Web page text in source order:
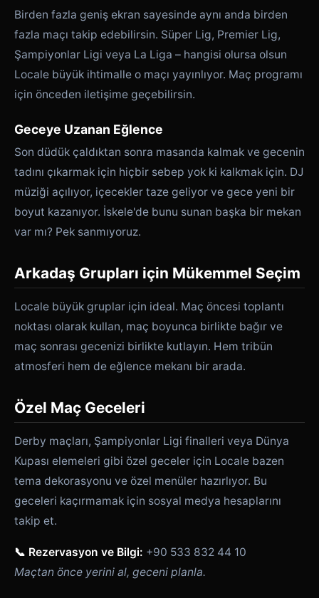
Birden fazla geniş ekran sayesinde aynı anda birden
fazla maçı takip edebilirsin. Süper Lig, Premier Lig,
Şampiyonlar Ligi veya La Liga – hangisi olursa olsun
Locale büyük ihtimalle o maçı yayınlıyor. Maç programı
için önceden iletişime geçebilirsin.
Geceye Uzanan Eğlence
Son düdük çaldıktan sonra masanda kalmak ve gecenin
tadını çıkarmak için hiçbir sebep yok ki kalkmak için. DJ
müziği açılıyor, içecekler taze geliyor ve gece yeni bir
boyut kazanıyor. İskele'de bunu sunan başka bir mekan
var mı? Pek sanmıyoruz.
Arkadaş Grupları için Mükemmel Seçim
Locale büyük gruplar için ideal. Maç öncesi toplantı
noktası olarak kullan, maç boyunca birlikte bağır ve
maç sonrası gecenizi birlikte kutlayın. Hem tribün
atmosferi hem de eğlence mekanı bir arada.
Özel Maç Geceleri
Derby maçları, Şampiyonlar Ligi finalleri veya Dünya
Kupası elemeleri gibi özel geceler için Locale bazen
tema dekorasyonu ve özel menüler hazırlıyor. Bu
geceleri kaçırmamak için sosyal medya hesaplarını
takip et.
📞 Rezervasyon ve Bilgi: +90 533 832 44 10
Maçtan önce yerini al, geceni planla.